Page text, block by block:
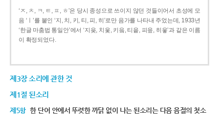
‘ㅈ, ㅊ, ㅋ, ㅌ, ㅍ, ㅎ’은 당시 종성으로 쓰이지 않던 것들이어서 초성에 모
음 ‘ㅣ’를 붙인 ‘지, 치, 키, 티, 피, 히’로만 음가를 나타내 주었는데, 1933년
‘한글 마춤법 통일안’에서 ‘지읒, 치읓, 키읔, 티읕, 피읖, 히읗’과 같은 이름
이 확정되었다.
제3장 소리에 관한 것
제1절 된소리
제5항 한 단어 안에서 뚜렷한 까닭 없이 나는 된소리는 다음 음절의 첫소